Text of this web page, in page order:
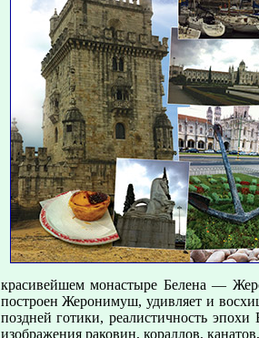
красивейшем монастыре Белена —
построен Жеронимуш, удивляет и
поздней готики, реалистичность
изображения раковин, кораллов,